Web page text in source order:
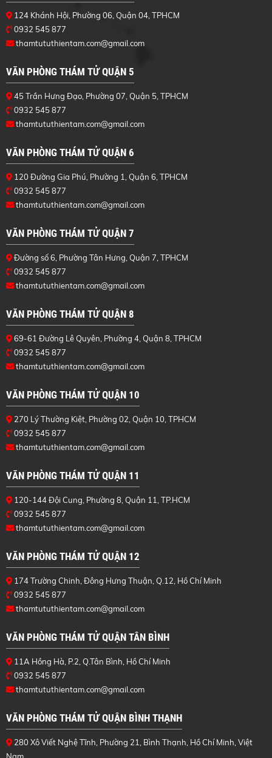
124 Khánh Hội, Phường 06, Quận 04, TPHCM
0932 545 877
thamtututhientam.com@gmail.com
VĂN PHÒNG THÁM TỬ QUẬN 5
45 Trần Hưng Đạo, Phường 07, Quận 5, TPHCM
0932 545 877
thamtututhientam.com@gmail.com
VĂN PHÒNG THÁM TỬ QUẬN 6
120 Đường Gia Phú, Phường 1, Quận 6, TPHCM
0932 545 877
thamtututhientam.com@gmail.com
VĂN PHÒNG THÁM TỬ QUẬN 7
Đường số 6, Phường Tân Hưng, Quận 7, TPHCM
0932 545 877
thamtututhientam.com@gmail.com
VĂN PHÒNG THÁM TỬ QUẬN 8
69-61 Đường Lê Quyên, Phường 4, Quận 8, TPHCM
0932 545 877
thamtututhientam.com@gmail.com
VĂN PHÒNG THÁM TỬ QUẬN 10
270 Lý Thường Kiệt, Phường 02, Quận 10, TPHCM
0932 545 877
thamtututhientam.com@gmail.com
VĂN PHÒNG THÁM TỬ QUẬN 11
120-144 Đội Cung, Phường 8, Quận 11, TP.HCM
0932 545 877
thamtututhientam.com@gmail.com
VĂN PHÒNG THÁM TỬ QUẬN 12
174 Trường Chinh, Đông Hưng Thuận, Q.12, Hồ Chí Minh
0932 545 877
thamtututhientam.com@gmail.com
VĂN PHÒNG THÁM TỬ QUẬN TÂN BÌNH
11A Hồng Hà, P.2, Q.Tân Bình, Hồ Chí Minh
0932 545 877
thamtututhientam.com@gmail.com
VĂN PHÒNG THÁM TỬ QUẬN BÌNH THẠNH
280 Xô Viết Nghệ Tĩnh, Phường 21, Bình Thạnh, Hồ Chí Minh, Việt
Nam